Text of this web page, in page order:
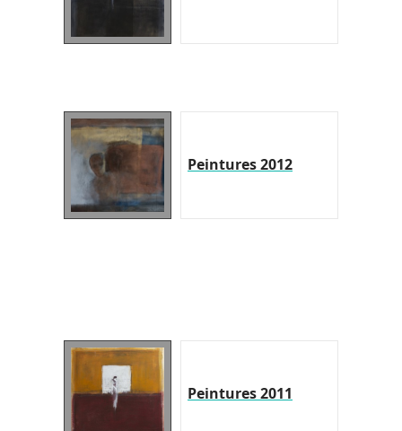
Peintures 2012
Peintures 2011